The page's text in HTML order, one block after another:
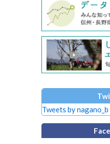
Tweets by nagano_b